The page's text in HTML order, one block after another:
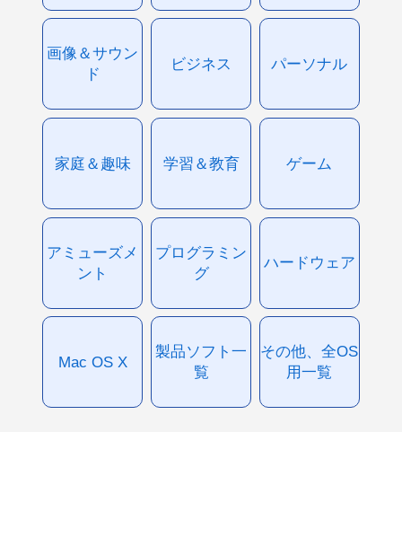
画像＆サウン
ド
ビジネス パーソナル
家庭＆趣味 学習＆教育 ゲーム
アミューズメ
ント
プログラミン
グ
ハードウェア
Mac OS X
製品ソフト一
覧
その他、全OS
用一覧